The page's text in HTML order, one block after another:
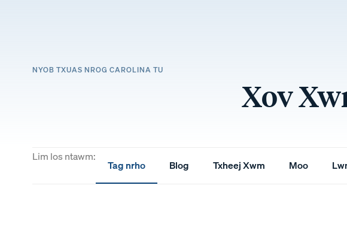
NYOB TXUAS NROG CAROLINA TU
Xov
Lim los ntawm:
Blog Txheej Xwm Moo
Tag nrho